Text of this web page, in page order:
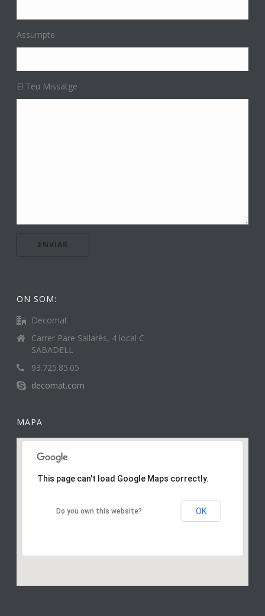
Assumpte
El Teu Missatge
ON SOM:
Decomat
Carrer Pare Sallarès, 4 local C
SABADELL
93.725.85.05
decomat.com
MAPA
This page can't load Google Maps correctly.
Do you own this website? OK